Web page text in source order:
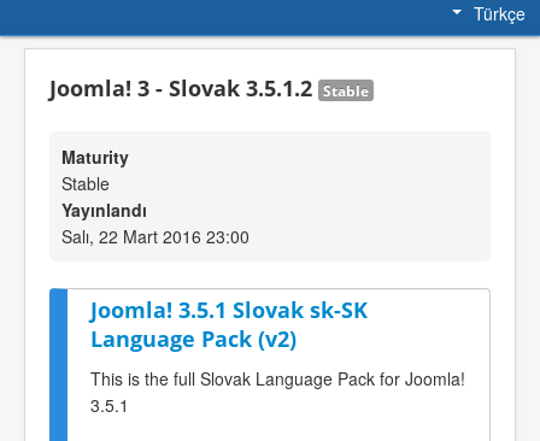
Türkçe
Joomla! 3 - Slovak 3.5.1.2 Stable
Maturity
Stable
Yayınlandı
Salı, 22 Mart 2016 23:00
Joomla! 3.5.1 Slovak sk-SK
Language Pack (v2)
This is the full Slovak Language Pack for Joomla!
3.5.1